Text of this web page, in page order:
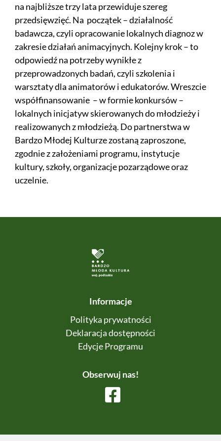
na najbliższe trzy lata przewiduje szereg
przedsięwzięć. Na początek – działalność
badawcza, czyli opracowanie lokalnych diagnoz w
zakresie działań animacyjnych. Kolejny krok – to
odpowiedź na potrzeby wynikłe z
przeprowadzonych badań, czyli szkolenia i
warsztaty dla animatorów i edukatorów. Wreszcie
współfinansowanie – w formie konkursów –
lokalnych inicjatyw skierowanych do młodzieży i
realizowanych z młodzieżą. Do partnerstwa w
Bardzo Młodej Kulturze zostaną zaproszone,
zgodnie z założeniami programu, instytucje
kultury, szkoły, organizacje pozarządowe oraz
uczelnie.
Informacje
Polityka prywatności
Deklaracja dostępności
Edycje Programu
Obserwuj nas!